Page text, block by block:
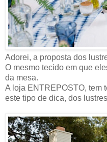
Adorei, a proposta dos
O mesmo tecido em que
da mesa.
A loja ENTREPOSTO, tem
este tipo de dica, dos